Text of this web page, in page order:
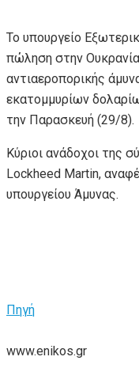
Το υπουργείο
πώληση στην
αντιαεροπορικής
εκατομμυρίων
την Παρασκευή (29/8).
Κύριοι ανάδοχοι της
Lockheed Martin,
υπουργείου Άμυνας.
Πηγή
www.enikos.gr